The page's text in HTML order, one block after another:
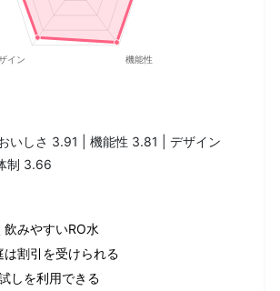
いしさ 3.91 | 機能性 3.81 | デザイン
制 3.66
飲みやすいRO水
は割引を受けられる
しを利用できる